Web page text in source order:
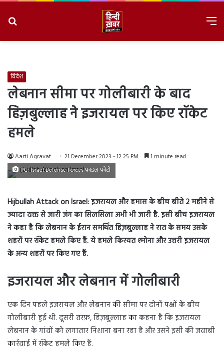
विदेश
लेबनान सीमा पर गोलीबारी के बाद
हिज़बुल्लाह ने इजरायल पर किए रॉकेट
हमले
Aarti Agravat 21 December 2023 - 12:25 PM 1 minute read
PC: Israel Defense Forces फाइल फोटो
Hijbullah Attack on Israel:इजरायल और हमास के बीच बीते 2 महीने से
ज्यादा वक्त से जारी जंग का सिलसिला अभी भी जारी है. इसी बीच इजरायल
ने कहा है कि लेबनान के ईरान समर्थित हिज़बुल्लाह ने रात के समय उसके
शहरों पर रॉकेट हमले किए हैं. ये हमले किरयत श्मोना और उत्तरी इजरायल
के अन्य शहरों पर किए गए हैं.
इजरायल और लेबनान में गोलीबारी
एक दिन पहले इजरायल और लेबनान की सीमा पर दोनों पक्षों के बीच
गोलीबारी हुई थी. दूसरी तरफ़, हिज़बुल्लाह का कहना है कि इजरायल
लेबनान के गांवों को लगातार निशाना बना रहा है और उसने इसी की जवाबी
कार्रवाई में रॉकेट हमले किए हैं.